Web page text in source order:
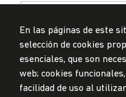
Data Protection Policy
Submission Office
En las páginas de este
selección de cookies
esenciales, que son
web; cookies
facilidad de uso al